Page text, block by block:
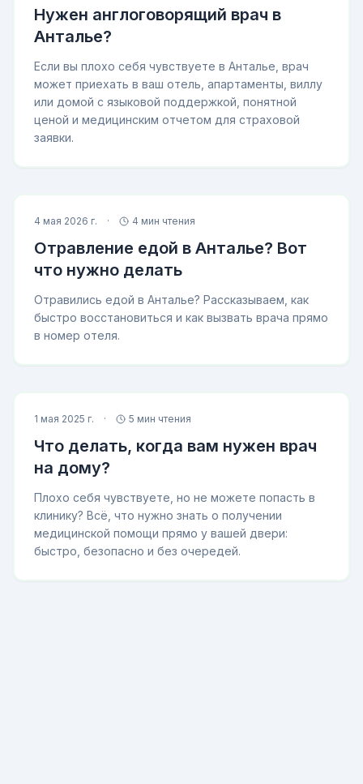
Нужен англоговорящий врач в
Анталье?
Если вы плохо себя чувствуете в Анталье, врач
может приехать в ваш отель, апартаменты, виллу
или домой с языковой поддержкой, понятной
ценой и медицинским отчетом для страховой
заявки.
4 мая 2026 г. · 4 мин чтения
Отравление едой в Анталье? Вот
что нужно делать
Отравились едой в Анталье? Рассказываем, как
быстро восстановиться и как вызвать врача прямо
в номер отеля.
1 мая 2025 г. · 5 мин чтения
Что делать, когда вам нужен врач
на дому?
Плохо себя чувствуете, но не можете попасть в
клинику? Всё, что нужно знать о получении
медицинской помощи прямо у вашей двери:
быстро, безопасно и без очередей.